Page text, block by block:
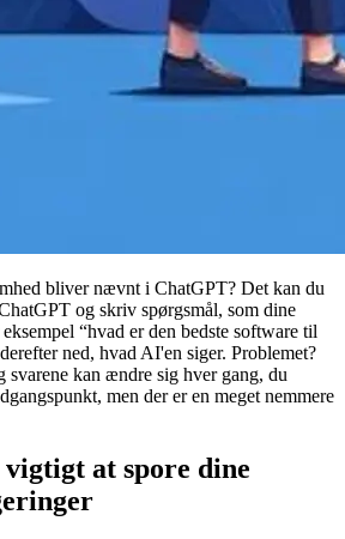
bliver nævnt i ChatGPT? Det kan du
og skriv spørgsmål, som dine
“hvad er den bedste software til
ned, hvad AI'en siger. Problemet?
kan ændre sig hver gang, du
men der er en meget nemmere
at spore dine